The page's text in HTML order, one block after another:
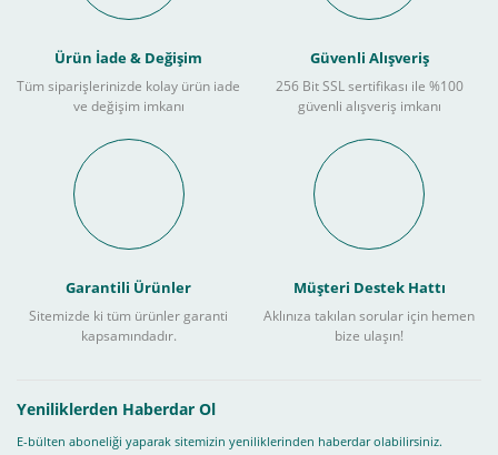
Ürün İade & Değişim
Tüm siparişlerinizde kolay ürün iade
ve değişim imkanı
Güvenli Alışveriş
256 Bit SSL sertifikası ile %100
güvenli alışveriş imkanı
Garantili Ürünler
Sitemizde ki tüm ürünler garanti
kapsamındadır.
Müşteri Destek Hattı
Aklınıza takılan sorular için hemen
bize ulaşın!
Yeniliklerden Haberdar Ol
E-bülten aboneliği yaparak sitemizin yeniliklerinden haberdar olabilirsiniz.